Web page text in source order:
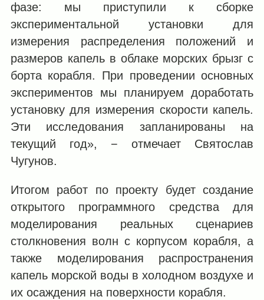
фазе: мы приступили к сборке
экспериментальной установки для
измерения распределения положений и
размеров капель в облаке морских брызг с
борта корабля. При проведении основных
экспериментов мы планируем доработать
установку для измерения скорости капель.
Эти исследования запланированы на
текущий год», − отмечает Святослав
Чугунов.
Итогом работ по проекту будет создание
открытого программного средства для
моделирования реальных сценариев
столкновения волн с корпусом корабля, а
также моделирования распространения
капель морской воды в холодном воздухе и
их осаждения на поверхности корабля.